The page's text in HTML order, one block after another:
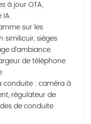
à jour OTA,
sur les
similicuir, sièges
d’ambiance.
de téléphone
conduite : caméra à
régulateur de
de conduite